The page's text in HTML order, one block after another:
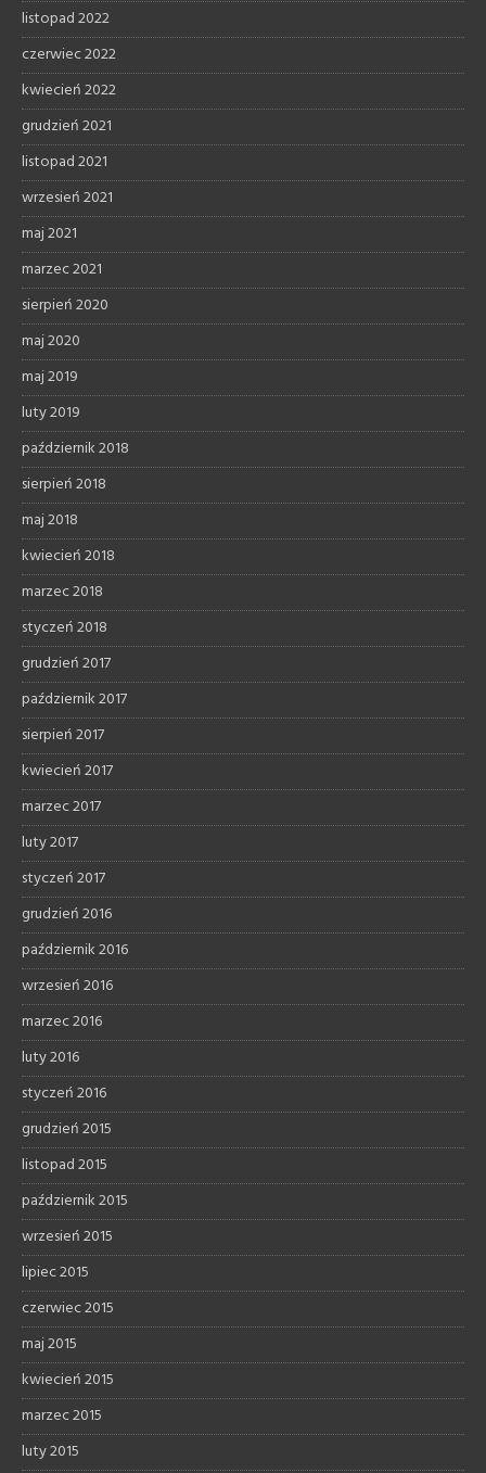
listopad 2022
czerwiec 2022
kwiecień 2022
grudzień 2021
listopad 2021
wrzesień 2021
maj 2021
marzec 2021
sierpień 2020
maj 2020
maj 2019
luty 2019
październik 2018
sierpień 2018
maj 2018
kwiecień 2018
marzec 2018
styczeń 2018
grudzień 2017
październik 2017
sierpień 2017
kwiecień 2017
marzec 2017
luty 2017
styczeń 2017
grudzień 2016
październik 2016
wrzesień 2016
marzec 2016
luty 2016
styczeń 2016
grudzień 2015
listopad 2015
październik 2015
wrzesień 2015
lipiec 2015
czerwiec 2015
maj 2015
kwiecień 2015
marzec 2015
luty 2015